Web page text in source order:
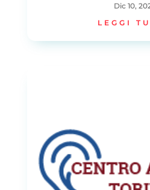
Dic 10,
LEGGI